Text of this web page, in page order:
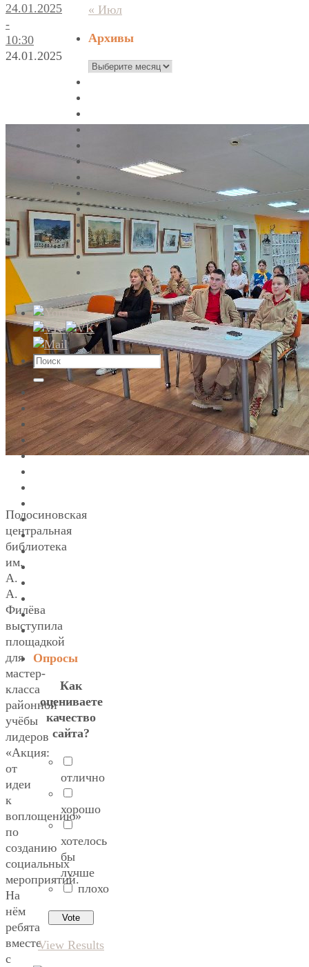
24.01.2025
-
10:30
24.01.2025
Подосиновская
центральная
библиотека
им.
А.
А.
Филёва
выступила
площадкой
для
мастер-
класса
районной
учёбы
лидеров
«Акция:
от
идеи
к
воплощению»
по
созданию
социальных
мероприятий.
На
нём
ребята
вместе
с
« Июл
Архивы
Архивы
Что
искать:
Поиск
Опросы
Как
оцениваете
качество
сайта?
отлично
хорошо
хотелось
бы
лучше
плохо
View Results